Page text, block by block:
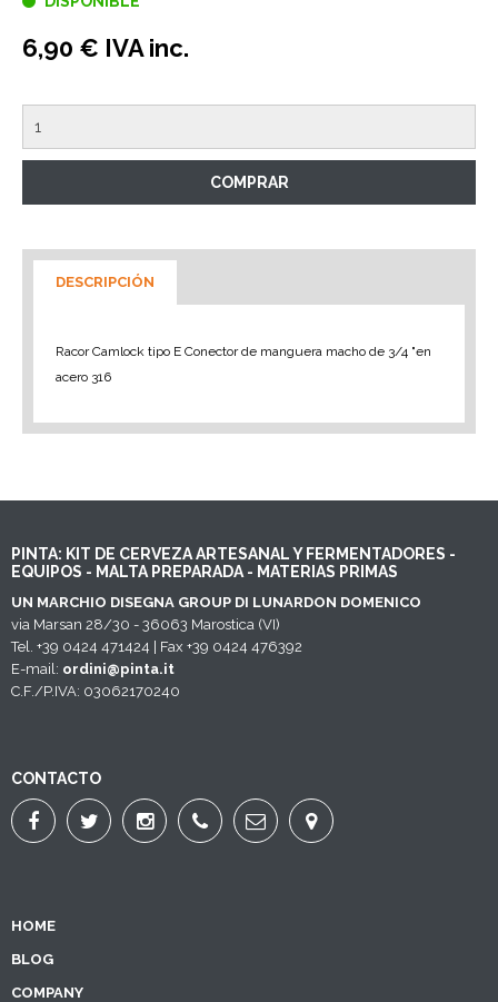
6,90 € IVA inc.
DESCRIPCIÓN
Racor Camlock tipo E Conector de manguera macho de 3/4 "en
acero 316
PINTA: KIT DE CERVEZA ARTESANAL Y FERMENTADORES -
EQUIPOS - MALTA PREPARADA - MATERIAS PRIMAS
UN MARCHIO DISEGNA GROUP DI LUNARDON DOMENICO
via Marsan 28/30 - 36063 Marostica (VI)
Tel. +39 0424 471424 | Fax +39 0424 476392
E-mail: ordini@pinta.it
C.F./P.IVA: 03062170240
CONTACTO
HOME
BLOG
COMPANY